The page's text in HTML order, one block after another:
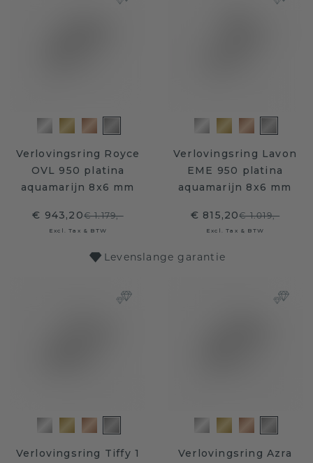
Verlovingsring Royce
OVL 950 platina
aquamarijn 8x6 mm
€ 943,20€ 1.179,-
Excl. Tax & BTW
Verlovingsring Lavon
EME 950 platina
aquamarijn 8x6 mm
€ 815,20€ 1.019,-
Excl. Tax & BTW
Levenslange garantie
Verlovingsring Tiffy 1
Verlovingsring Azra